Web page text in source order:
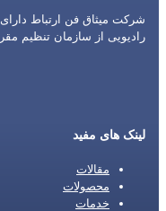
شرکت میثاق فن ارتباط
رادیویی از سازمان تنظیم
لینک های مفید
مقالات
محصولات
خدمات